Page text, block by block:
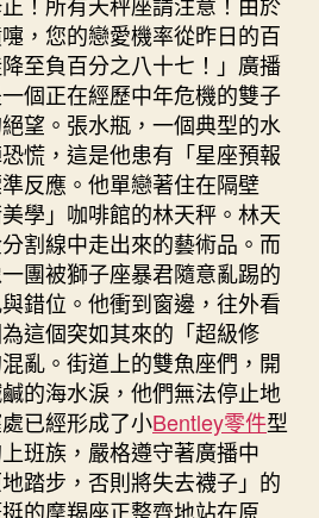
，您的戀愛機率從昨日的百
至負百分之八十七！」廣播
個正在經歷中年危機的雙子
望。張水瓶，一個典型的水
慌，這是他患有「星座預報
反應。他單戀著住在隔壁
學」咖啡館的林天秤。林天
割線中走出來的藝術品。而
團被獅子座暴君隨意亂踢的
錯位。他衝到窗邊，往外看
這個突如其來的「超級修
亂。街道上的雙魚座們，開
的海水淚，他們無法停止地
已經形成了小Bentley零件型
班族，嚴格遵守著廣播中
踏步，否則將失去襪子」的
的摩羯座正整齊地站在原